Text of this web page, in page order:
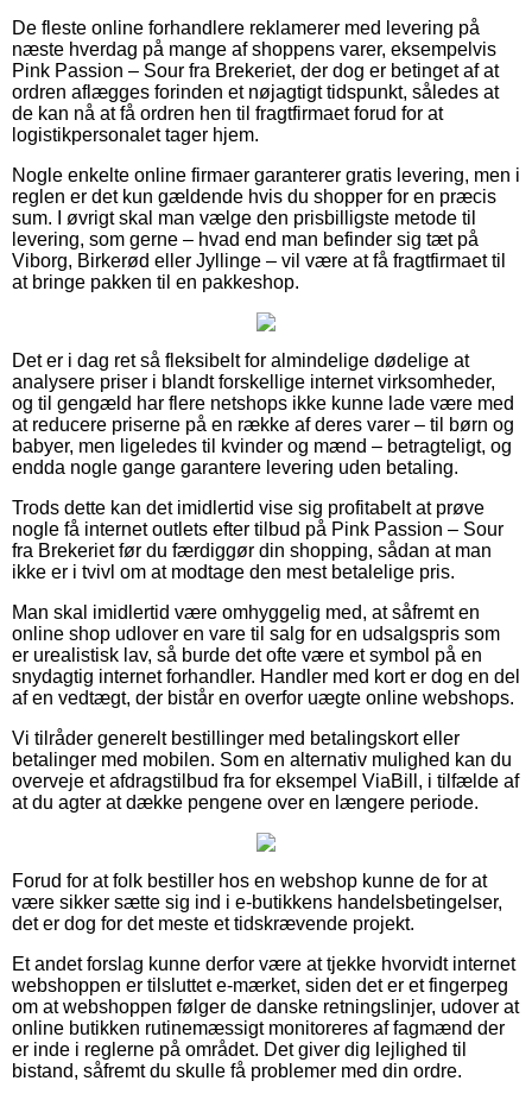
De fleste online forhandlere reklamerer med levering på
næste hverdag på mange af shoppens varer, eksempelvis
Pink Passion – Sour fra Brekeriet, der dog er betinget af at
ordren aflægges forinden et nøjagtigt tidspunkt, således at
de kan nå at få ordren hen til fragtfirmaet forud for at
logistikpersonalet tager hjem.
Nogle enkelte online firmaer garanterer gratis levering, men i
reglen er det kun gældende hvis du shopper for en præcis
sum. I øvrigt skal man vælge den prisbilligste metode til
levering, som gerne – hvad end man befinder sig tæt på
Viborg, Birkerød eller Jyllinge – vil være at få fragtfirmaet til
at bringe pakken til en pakkeshop.
Det er i dag ret så fleksibelt for almindelige dødelige at
analysere priser i blandt forskellige internet virksomheder,
og til gengæld har flere netshops ikke kunne lade være med
at reducere priserne på en række af deres varer – til børn og
babyer, men ligeledes til kvinder og mænd – betragteligt, og
endda nogle gange garantere levering uden betaling.
Trods dette kan det imidlertid vise sig profitabelt at prøve
nogle få internet outlets efter tilbud på Pink Passion – Sour
fra Brekeriet før du færdiggør din shopping, sådan at man
ikke er i tvivl om at modtage den mest betalelige pris.
Man skal imidlertid være omhyggelig med, at såfremt en
online shop udlover en vare til salg for en udsalgspris som
er urealistisk lav, så burde det ofte være et symbol på en
snydagtig internet forhandler. Handler med kort er dog en del
af en vedtægt, der bistår en overfor uægte online webshops.
Vi tilråder generelt bestillinger med betalingskort eller
betalinger med mobilen. Som en alternativ mulighed kan du
overveje et afdragstilbud fra for eksempel ViaBill, i tilfælde af
at du agter at dække pengene over en længere periode.
Forud for at folk bestiller hos en webshop kunne de for at
være sikker sætte sig ind i e-butikkens handelsbetingelser,
det er dog for det meste et tidskrævende projekt.
Et andet forslag kunne derfor være at tjekke hvorvidt internet
webshoppen er tilsluttet e-mærket, siden det er et fingerpeg
om at webshoppen følger de danske retningslinjer, udover at
online butikken rutinemæssigt monitoreres af fagmænd der
er inde i reglerne på området. Det giver dig lejlighed til
bistand, såfremt du skulle få problemer med din ordre.